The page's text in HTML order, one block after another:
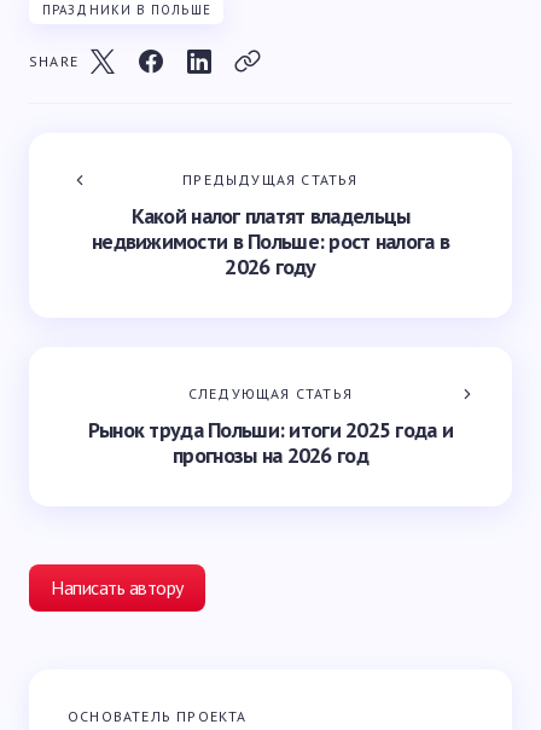
ПРАЗДНИКИ В ПОЛЬШЕ
SHARE
ПРЕДЫДУЩАЯ СТАТЬЯ
Какой налог платят владельцы
недвижимости в Польше: рост налога в
2026 году
СЛЕДУЮЩАЯ СТАТЬЯ
Рынок труда Польши: итоги 2025 года и
прогнозы на 2026 год
Написать автору
Ваш адрес email не будет опубликован.
ОСНОВАТЕЛЬ ПРОЕКТА